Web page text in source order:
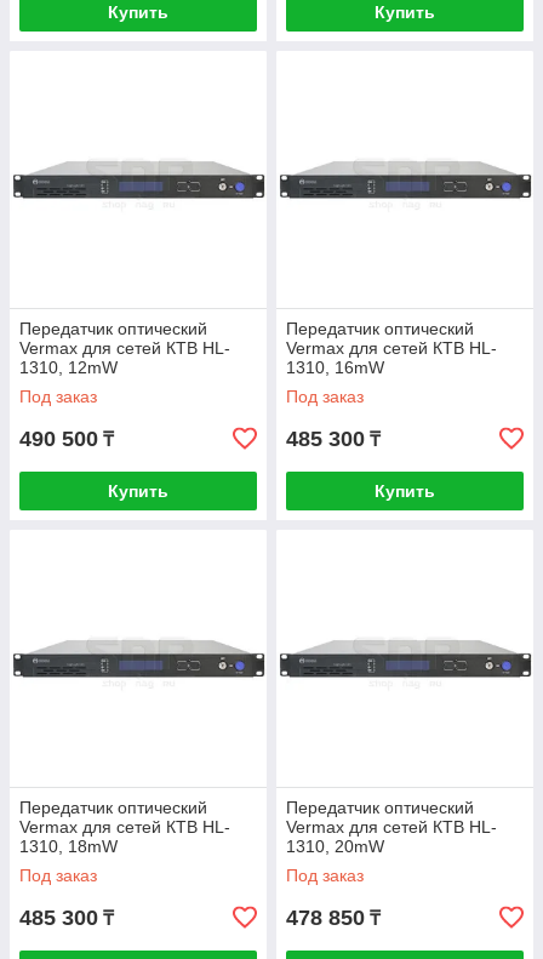
Купить Купить
Передатчик оптический
Vermax для сетей КТВ HL-
1310, 12mW
Под заказ
490 500 ₸
Купить
Передатчик оптический
Vermax для сетей КТВ HL-
1310, 16mW
Под заказ
485 300 ₸
Купить
Передатчик оптический
Vermax для сетей КТВ HL-
1310, 18mW
Под заказ
485 300 ₸
Передатчик оптический
Vermax для сетей КТВ HL-
1310, 20mW
Под заказ
478 850 ₸